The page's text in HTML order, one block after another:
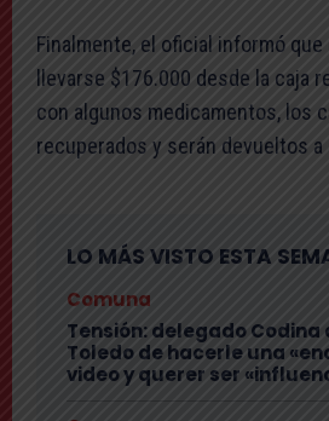
Finalmente, el oficial informó
llevarse $176.000 desde la caja
con algunos medicamentos, los
recuperados y serán devueltos a
LO MÁS VISTO ESTA
Comuna
Tensión: delegado
Toledo de hacerle una
video y querer ser